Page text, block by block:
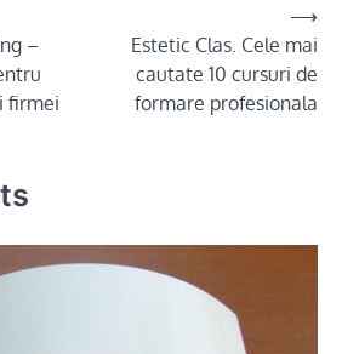
–
firmei
Estetic Clas. Cele mai
cautate 10 cursuri de
formare profesionala
⟶